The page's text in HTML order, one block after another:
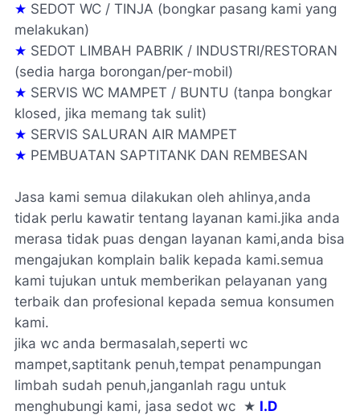
★ SEDOT WC / TINJA (bongkar pasang kami yang
melakukan)
★ SEDOT LIMBAH PABRIK / INDUSTRI/RESTORAN
(sedia harga borongan/per-mobil)
★ SERVIS WC MAMPET / BUNTU (tanpa bongkar
klosed, jika memang tak sulit)
★ SERVIS SALURAN AIR MAMPET
★ PEMBUATAN SAPTITANK DAN REMBESAN
Jasa kami semua dilakukan oleh ahlinya,anda
tidak perlu kawatir tentang layanan kami.jika anda
merasa tidak puas dengan layanan kami,anda bisa
mengajukan komplain balik kepada kami.semua
kami tujukan untuk memberikan pelayanan yang
terbaik dan profesional kepada semua konsumen
kami.
jika wc anda bermasalah,seperti wc
mampet,saptitank penuh,tempat penampungan
limbah sudah penuh,janganlah ragu untuk
menghubungi kami, jasa sedot wc ★ I.D